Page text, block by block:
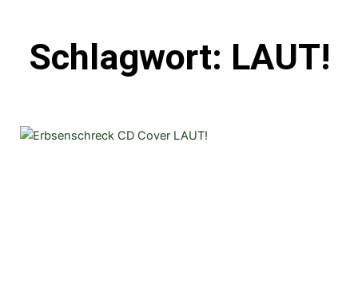
Schlagwort: LAUT!